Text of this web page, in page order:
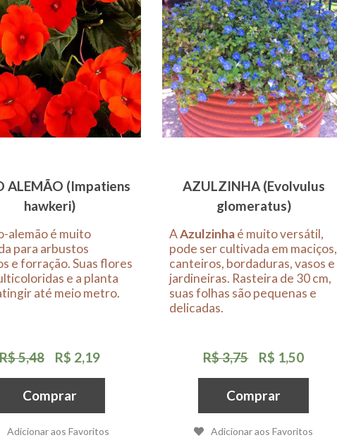
ALEMÃO (Impatiens
hawkeri)
alemão é muito
para arbustos
e forração. Suas flores
e a planta
até meio metro.
5,48 R$ 2,19
Comprar
Adicionar aos Favoritos
AZULZINHA (Evolvulus
glomeratus)
AAzulzinhaé muito versátil,
pode ser cultivada em maciços,
canteiros, bordaduras, vasos e
jardineiras. Rasteira de 30 cm,
suas folhas são pequenas e
delicadas.
R$ 3,75 R$ 1,50
Comprar
Adicionar aos Favoritos